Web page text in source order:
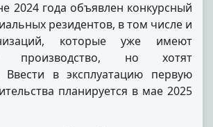
2024 года объявлен конкурсный
резидентов, в том числе и
которые уже имеют
производство, но хотят
Ввести в эксплуатацию первую
планируется в мае 2025